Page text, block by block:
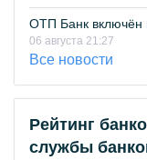
ОТП Банк
06 августа 21:27
Все новости
Рейтинг
службы